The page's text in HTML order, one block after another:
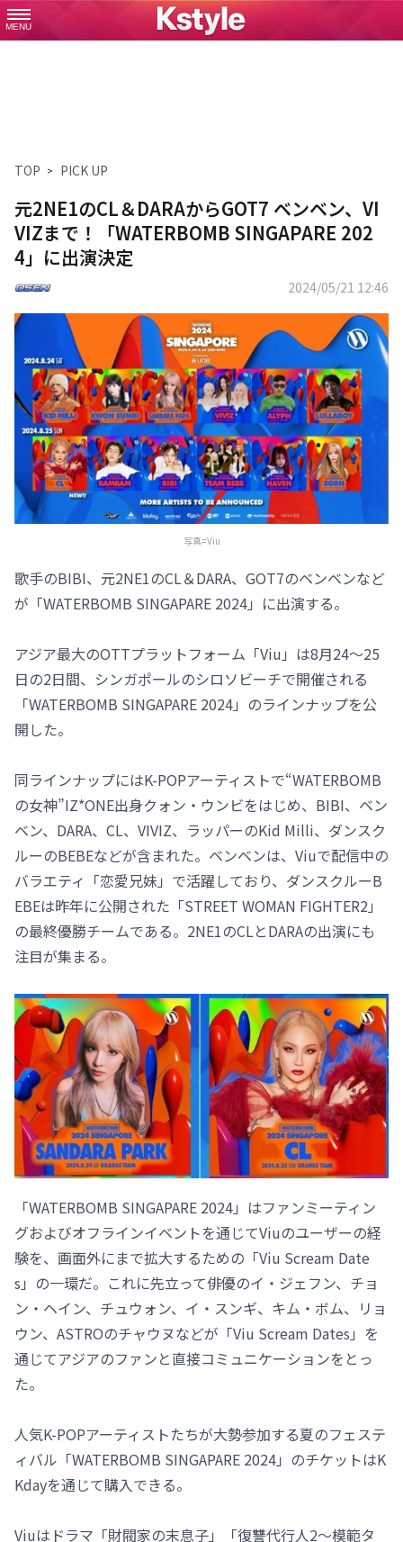
MENU
TOP PICK UP
元2NE1のCL＆DARAからGOT7 ベンベン、VI
VIZまで！「WATERBOMB SINGAPARE 202
4」に出演決定
2024/05/21 12:46
写真=Viu
歌手のBIBI、元2NE1のCL＆DARA、GOT7のベンベンなど
が「WATERBOMB SINGAPARE 2024」に出演する。
アジア最大のOTTプラットフォーム「Viu」は8月24～25
日の2日間、シンガポールのシロソビーチで開催される
「WATERBOMB SINGAPARE 2024」のラインナップを公
開した。
同ラインナップにはK-POPアーティストで“WATERBOMB
の女神”IZ*ONE出身クォン・ウンビをはじめ、BIBI、ベン
ベン、DARA、CL、VIVIZ、ラッパーのKid Milli、ダンスク
ルーのBEBEなどが含まれた。ベンベンは、Viuで配信中の
バラエティ「恋愛兄妹」で活躍しており、ダンスクルーB
EBEは昨年に公開された「STREET WOMAN FIGHTER2」
の最終優勝チームである。2NE1のCLとDARAの出演にも
注目が集まる。
「WATERBOMB SINGAPARE 2024」はファンミーティン
グおよびオフラインイベントを通じてViuのユーザーの経
験を、画面外にまで拡大するための「Viu Scream Date
s」の一環だ。これに先立って俳優のイ・ジェフン、チョ
ン・ヘイン、チュウォン、イ・スンギ、キム・ボム、リョ
ウン、ASTROのチャウヌなどが「Viu Scream Dates」を
通じてアジアのファンと直接コミュニケーションをとっ
た。
人気K-POPアーティストたちが大勢参加する夏のフェステ
ィバル「WATERBOMB SINGAPARE 2024」のチケットはK
Kdayを通じて購入できる。
Viuはドラマ「財閥家の末息子」「復讐代行人2～模範タ